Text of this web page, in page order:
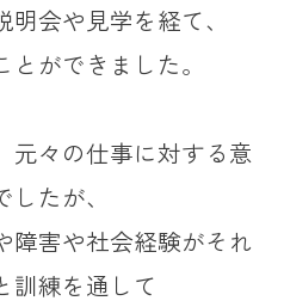
会や見学を経て、
ができました。
元々の仕事に対する意
たが、
障害や社会経験がそれ
訓練を通して